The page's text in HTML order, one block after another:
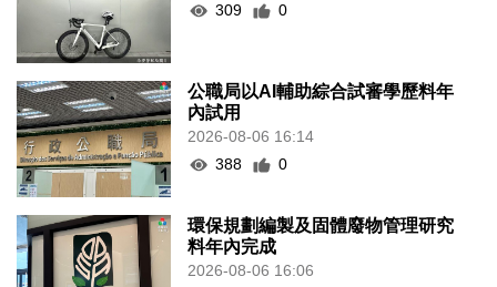
309
0
公職局以AI輔助綜合試審學歷料年
內試用
2026-08-06 16:14
388
0
環保規劃編製及固體廢物管理研究
料年內完成
2026-08-06 16:06